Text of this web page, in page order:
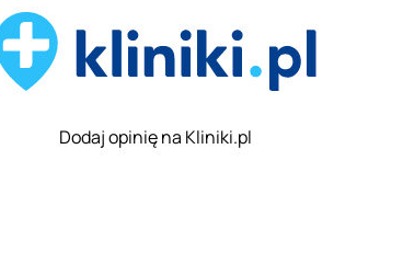
Dodaj opinię na Kliniki.pl